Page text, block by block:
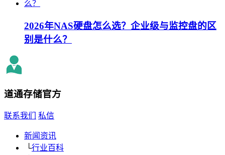
2026年NAS硬盘怎么选？企业级与监控盘的区
别是什么？
道通存储官方
联系我们 私信
新闻资讯
└行业百科